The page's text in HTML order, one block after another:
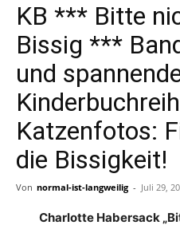
KB *** Bitte
Bissig ***
und
Katzenfotos:
die Bissigkeit!
Von normal-ist-langweilig - Juli 29,
Charlotte Habersack